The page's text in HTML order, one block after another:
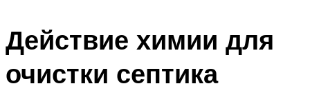
Действие химии для
очистки септика